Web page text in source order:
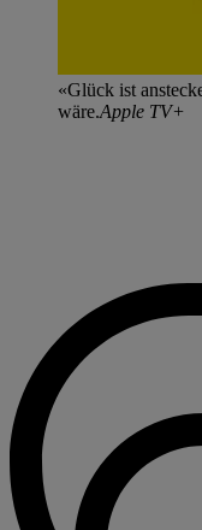
«Glück ist
wäre.Apple TV+